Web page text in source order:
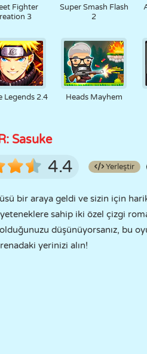
Fighter
3
Super Smash Flash
2
Legends 2.4 Heads Mayhem
Sasuke
4.4 Yerleştir
bir araya geldi ve sizin için
sahip iki özel çizgi
olduğunuzu düşünüyorsanız, bu
yerinizi alın!